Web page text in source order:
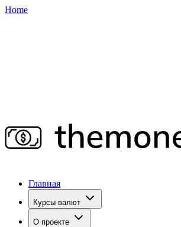
Home
Главная
Курсы валют
О проекте